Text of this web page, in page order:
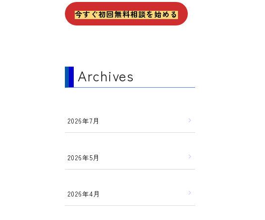
今すぐ初回無料相談を始める
Archives
2026年7月
2026年5月
2026年4月